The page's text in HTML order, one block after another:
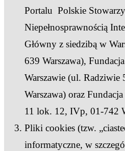
Portalu Polskie
Niepełnosprawnością
Główny z siedzibą w
639 Warszawa),
Warszawie (ul.
Warszawa) oraz
11 lok. 12, IVp, 01-742
Pliki cookies (tzw.
informatyczne, w